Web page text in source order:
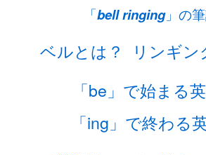
「bell ringing」の
ベルとは？
リンギン
「be」で始まる
「ing」で終わる